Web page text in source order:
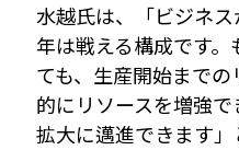
水越氏は、「ビジネ
年は戦える構成です
ても、生産開始まで
的にリソースを増強
拡大に邁進できます」